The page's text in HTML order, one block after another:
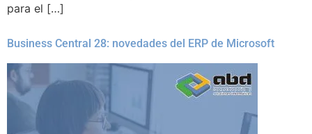
para el […]
Business Central 28: novedades del ERP de Microsoft